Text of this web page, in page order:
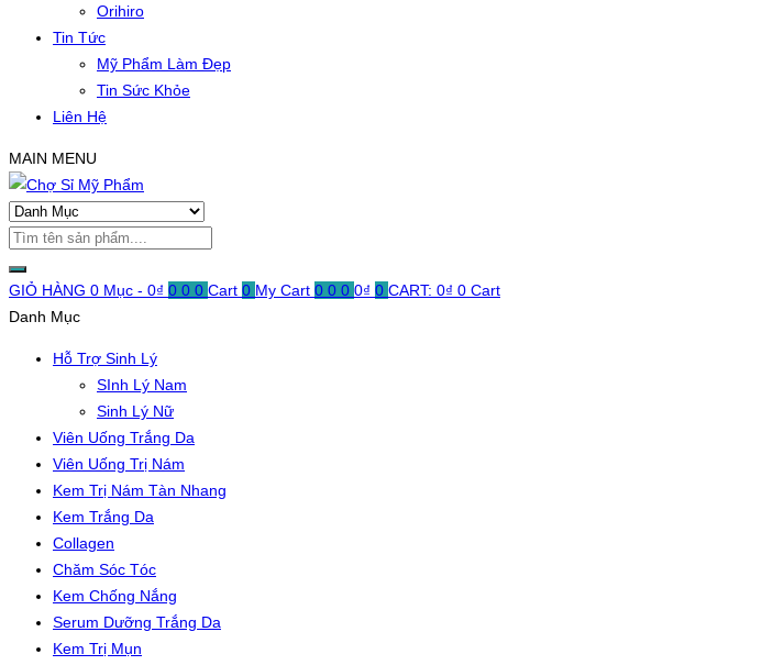
Orihiro
Tin Tức
Mỹ Phẩm Làm Đẹp
Tin Sức Khỏe
Liên Hệ
MAIN MENU
GIỎ HÀNG 0 Mục - 0₫ 0 0 0 Cart 0 My Cart 0 0 0 0₫ 0 CART: 0₫ 0 Cart
Danh Mục
Hỗ Trợ Sinh Lý
SInh Lý Nam
Sinh Lý Nữ
Viên Uống Trắng Da
Viên Uống Trị Nám
Kem Trị Nám Tàn Nhang
Kem Trắng Da
Collagen
Chăm Sóc Tóc
Kem Chống Nắng
Serum Dưỡng Trắng Da
Kem Trị Mụn